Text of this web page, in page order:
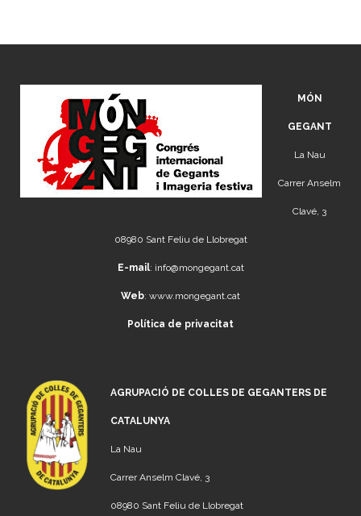
MÓN
GEGANT
La Nau
Carrer Anselm
Clavé, 3
08980 Sant Feliu de Llobregat
E-mail: info@mongegant.cat
Web: www.mongegant.cat
Política de privacitat
AGRUPACIÓ DE COLLES DE GEGANTERS DE
CATALUNYA
La Nau
Carrer Anselm Clavé, 3
08980 Sant Feliu de Llobregat